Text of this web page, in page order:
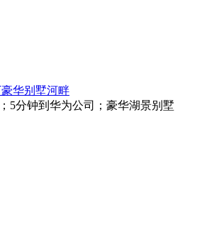
豪华别墅河畔
5分钟到华为公司；豪华湖景别墅